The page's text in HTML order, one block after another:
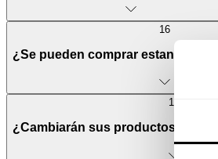
16
¿Se pueden comprar estantes de
17
¿Cambiarán sus productos de